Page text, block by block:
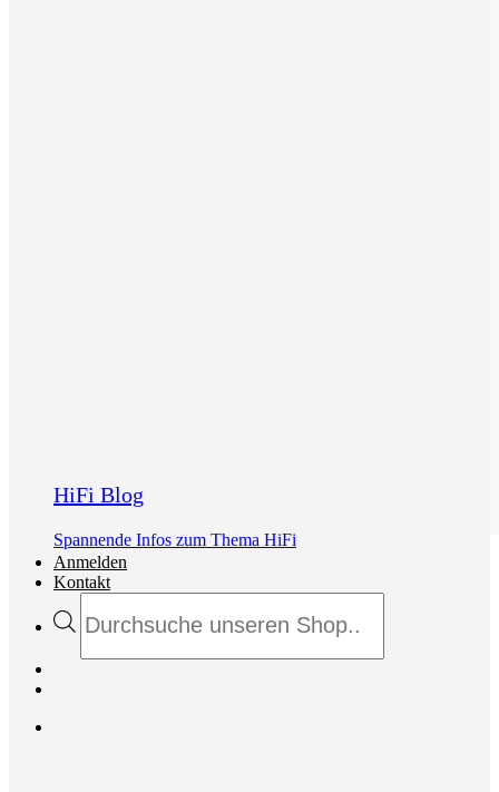
HiFi Blog
Spannende Infos zum Thema HiFi
Anmelden
Kontakt
search